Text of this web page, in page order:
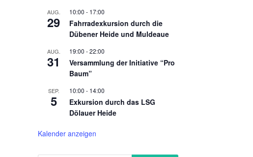
AUG.
29
10:00 - 17:00
Fahrradexkursion durch die
Dübener Heide und Muldeaue
AUG.
31
19:00 -22:00
Versammlung der Initiative “Pro
Baum”
SEP.
5
10:00 - 14:00
Exkursion durch das LSG
Dölauer Heide
Kalender anzeigen